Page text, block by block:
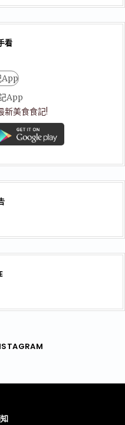
看
App
新美食食記!